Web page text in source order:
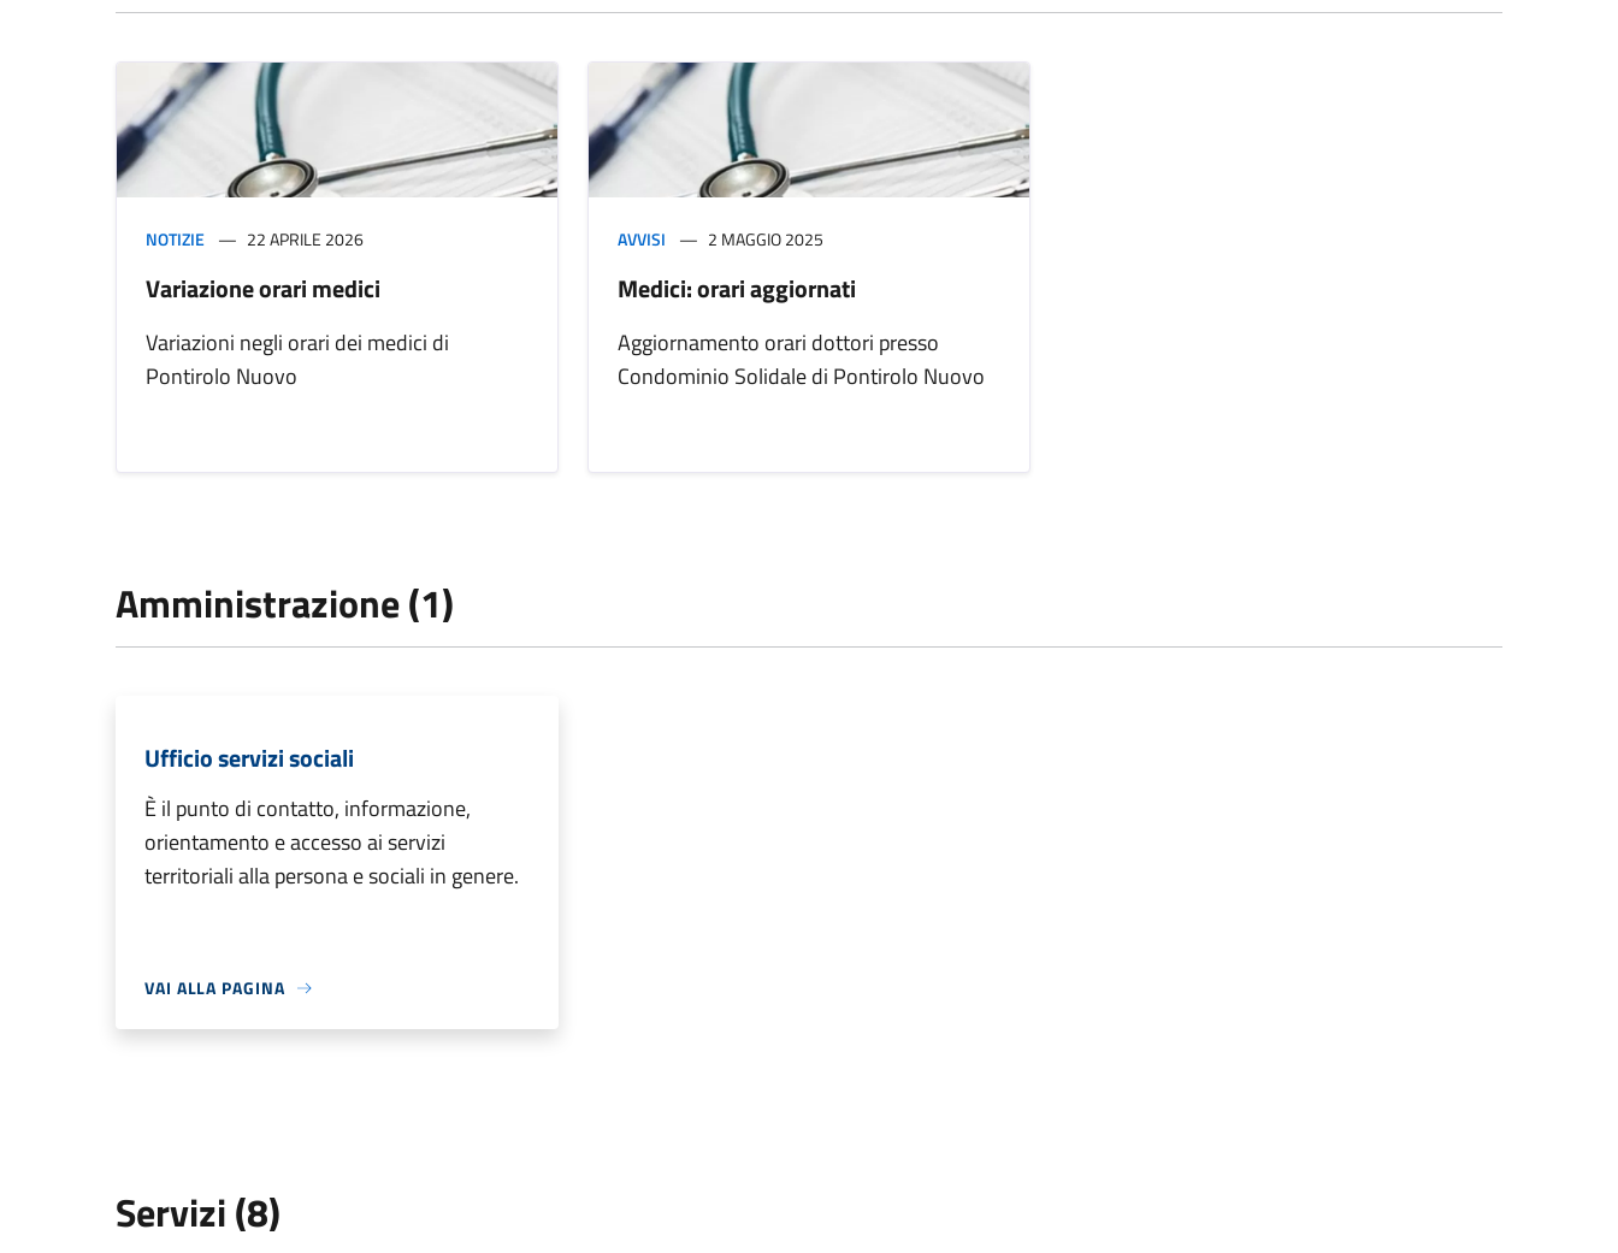
NOTIZIE 22 APRILE 2026
Variazione orari medici
Variazioni negli orari dei medici di
Pontirolo Nuovo
AVVISI 2 MAGGIO 2025
Medici: orari aggiornati
Aggiornamento orari dottori presso
Condominio Solidale di Pontirolo Nuovo
Amministrazione (1)
Ufficio servizi sociali
È il punto di contatto, informazione,
orientamento e accesso ai servizi
territoriali alla persona e sociali in genere.
VAI ALLA PAGINA
Servizi (8)